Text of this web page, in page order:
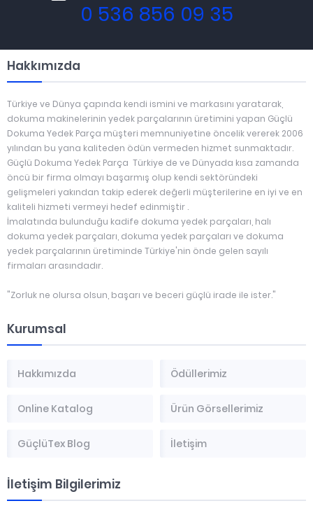
0 536 856 09 35
Hakkımızda
Türkiye ve Dünya çapında kendi ismini ve markasını yaratarak,
dokuma makinelerinin yedek parçalarının üretimini yapan Güçlü
Dokuma Yedek Parça müşteri memnuniyetine öncelik vererek 2006
yılından bu yana kaliteden ödün vermeden hizmet sunmaktadır.
Güçlü Dokuma Yedek Parça Türkiye de ve Dünyada kısa zamanda
öncü bir firma olmayı başarmış olup kendi sektöründeki
gelişmeleri yakından takip ederek değerli müşterilerine en iyi ve en
kaliteli hizmeti vermeyi hedef edinmiştir .
İmalatında bulunduğu kadife dokuma yedek parçaları, halı
dokuma yedek parçaları, dokuma yedek parçaları ve dokuma
yedek parçalarının üretiminde Türkiye'nin önde gelen sayılı
firmaları arasındadır.
"Zorluk ne olursa olsun, başarı ve beceri güçlü irade ile ister."
Kurumsal
Hakkımızda Ödüllerimiz
Online Katalog Ürün Görsellerimiz
GüçlüTex Blog İletişim
İletişim Bilgilerimiz